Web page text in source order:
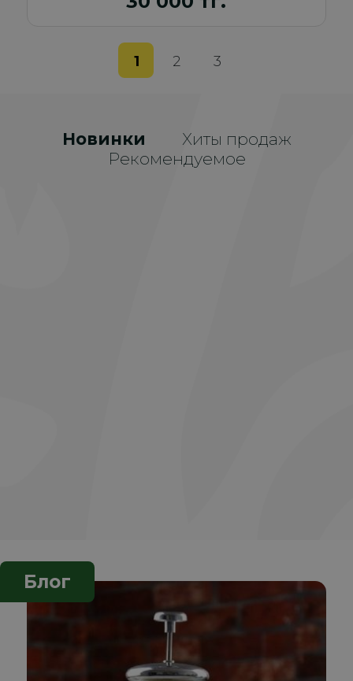
1 2 3
Новинки
Хиты продаж
Рекомендуемое
Блог